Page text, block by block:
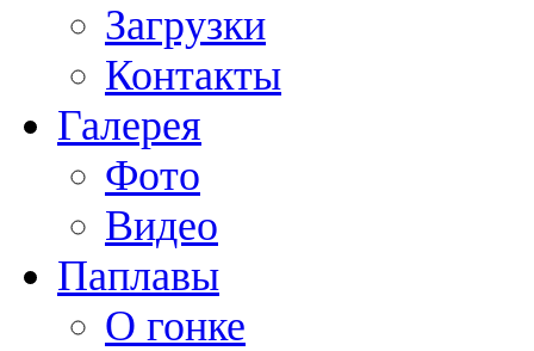
Загрузки
Контакты
Галерея
Фото
Видео
Паплавы
О гонке